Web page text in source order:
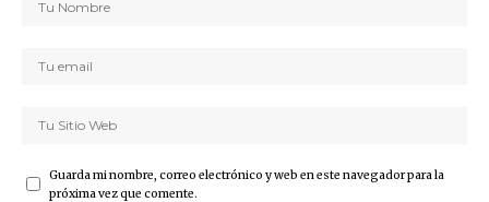
Guarda mi nombre, correo electrónico y web en este navegador para la
próxima vez que comente.